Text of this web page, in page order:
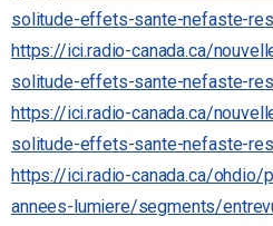
solitude-effets-sante-nefaste-
https://ici.radio-canada.ca/
solitude-effets-sante-nefaste-
https://ici.radio-canada.ca/
solitude-effets-sante-nefaste-
https://ici.radio-canada.ca/
annees-lumiere/segments/